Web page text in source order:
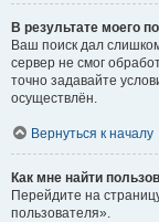
В результате моего
Ваш поиск дал
сервер не смог
точно задавайте
осуществлён.
Вернуться к началу
Как мне найти
Перейдите на
пользователя».